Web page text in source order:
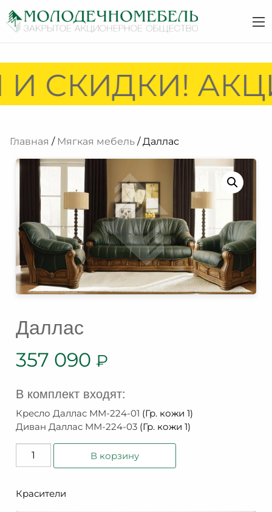
СКИДКИ!
Главная / Мягкая мебель / Даллас
Даллас
357 090 ₽
В комплект входят:
Кресло Даллас ММ-224-01 (Гр. кожи 1)
Диван Даллас ММ-224-03 (Гр. кожи 1)
Количество
товара
В корзину
Красители